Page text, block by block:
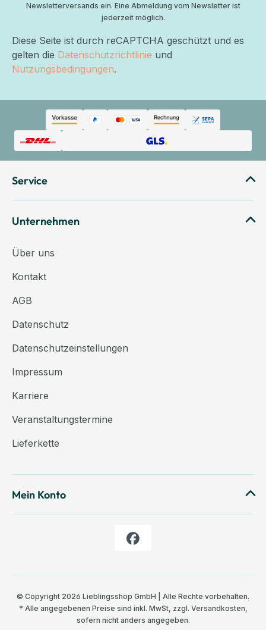
Newsletterversands ein. Eine Abmeldung vom Newsletter ist
jederzeit möglich.
Diese Seite ist durch reCAPTCHA geschützt und es
gelten die Datenschutzrichtlinie und
Nutzungsbedingungen.
Service
Unternehmen
Über uns
Kontakt
AGB
Datenschutz
Datenschutzeinstellungen
Impressum
Karriere
Veranstaltungstermine
Lieferkette
Mein Konto
© Copyright 2026 Lieblingsshop GmbH | Alle Rechte vorbehalten.
* Alle angegebenen Preise sind inkl. MwSt, zzgl. Versandkosten,
sofern nicht anders angegeben.